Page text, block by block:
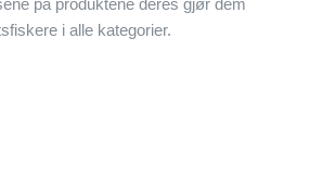
på produktene deres gjør dem
i alle kategorier.